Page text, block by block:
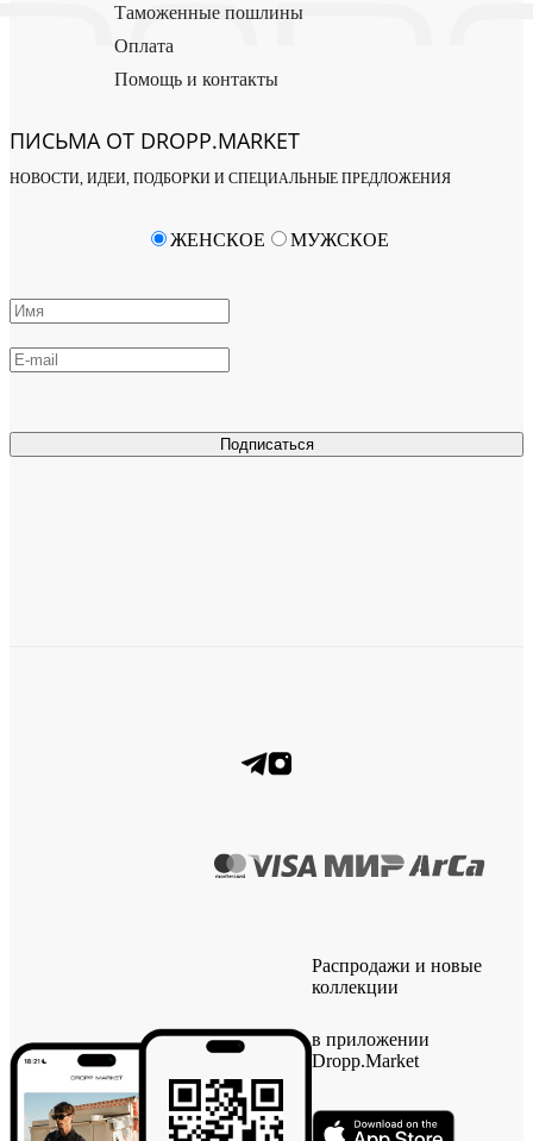
Таможенные пошлины
Оплата
Помощь и контакты
ПИСЬМА ОТ DROPP.MARKET
НОВОСТИ, ИДЕИ, ПОДБОРКИ И СПЕЦИАЛЬНЫЕ ПРЕДЛОЖЕНИЯ
Подписаться
ЖЕНСКОЕ МУЖСКОЕ
Распродажи и новые
коллекции
в приложении
Dropp.Market